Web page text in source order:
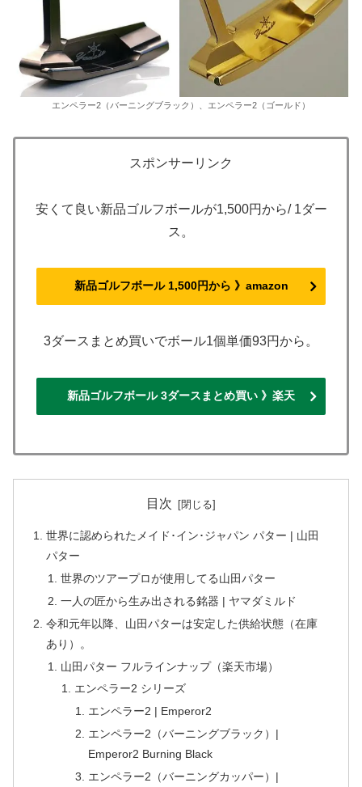
エンペラー2（バーニングブラック）、エンペラー2（ゴールド）
スポンサーリンク
安くて良い新品ゴルフボールが1,500円から/ 1ダー
ス。
新品ゴルフボール 1,500円から 》amazon
3ダースまとめ買いでボール1個単価93円から。
新品ゴルフボール 3ダースまとめ買い 》楽天
目次
世界に認められたメイド･イン･ジャパン パター | 山田
パター
世界のツアープロが使用してる山田パター
一人の匠から生み出される銘器 | ヤマダミルド
令和元年以降、山田パターは安定した供給状態（在庫
あり）。
山田パター フルラインナップ（楽天市場）
エンペラー2 シリーズ
エンペラー2 | Emperor2
エンペラー2（バーニングブラック）|
Emperor2 Burning Black
エンペラー2（バーニングカッパー）|